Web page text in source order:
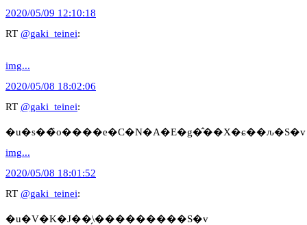
2020/05/09 12:10:18
RT @gaki_teinei:
img...
2020/05/08 18:02:06
RT @gaki_teinei:
�u�s��̏o����e�C�N�A�E�g�̂��X�ɕ��ԉ�S�v
img...
2020/05/08 18:01:52
RT @gaki_teinei:
�u�V�K�J��̗\���������S�v